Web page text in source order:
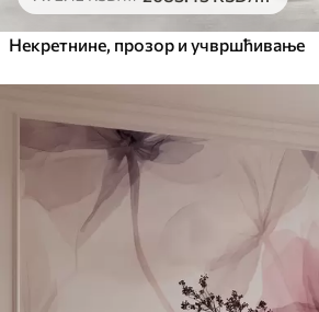
Некретнине, прозор и учвршћивање